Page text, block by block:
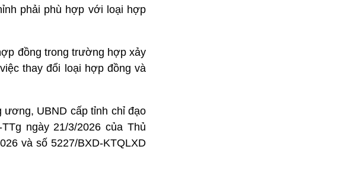
phải phù hợp với loại hợp
đồng trong trường hợp xảy
thay đổi loại hợp đồng và
ương, UBND cấp tỉnh chỉ đạo
ngày 21/3/2026 của Thủ
và số 5227/BXD-KTQLXD